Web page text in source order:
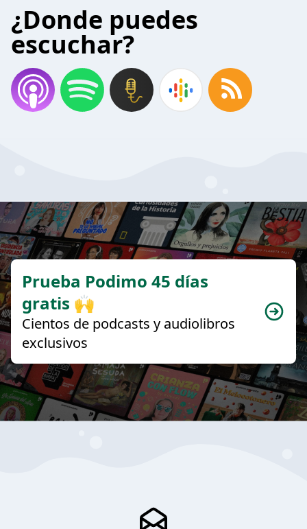
¿Donde puedes
escuchar?
Prueba Podimo 45 días
gratis 🙌
Cientos de podcasts y audiolibros
exclusivos